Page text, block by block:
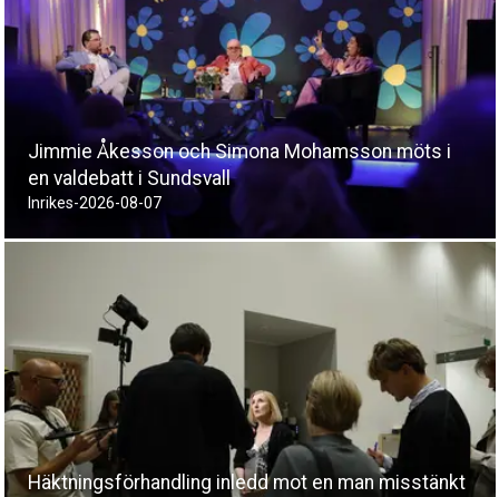
Jimmie Åkesson och Simona Mohamsson möts i
en valdebatt i Sundsvall
Inrikes-2026-08-07
Häktningsförhandling inledd mot en man misstänkt